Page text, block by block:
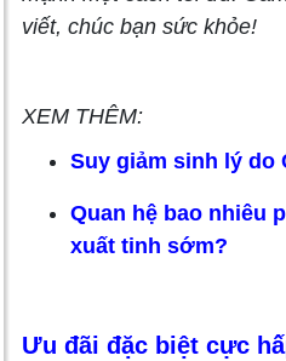
viết, chúc bạn sức khỏe!
XEM THÊM:
Suy giảm sinh lý do
Quan hệ bao nhiêu
xuất tinh sớm?
Ưu đãi đặc biệt cực